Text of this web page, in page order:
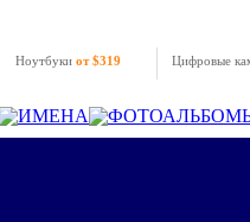
Ноутбукиот $319 Цифровые
ИМЕНА